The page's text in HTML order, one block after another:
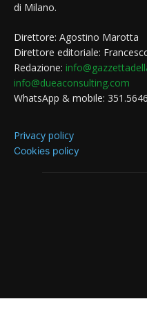
di Milano.
Direttore: Agostino Marotta
Direttore editoriale:
Redazione:
info@dueaconsulting.com
WhatsApp & mobile:
Privacy policy
Cookies policy